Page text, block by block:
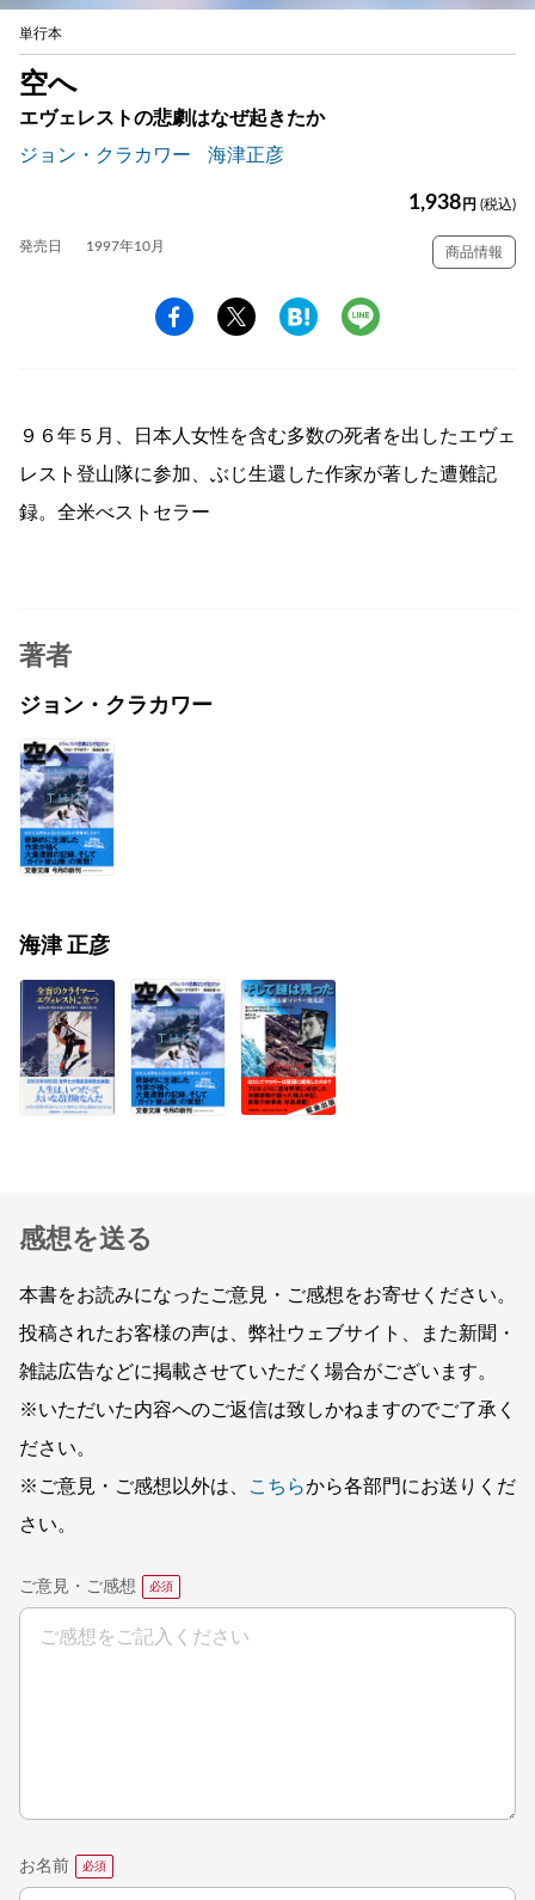
単行本
空へ
エヴェレストの悲劇はなぜ起きたか
ジョン・クラカワー
海津正彦
1,938 円 (税込)
発売日 1997年10月 商品情報
９６年５月、日本人女性を含む多数の死者を出したエヴェ
レスト登山隊に参加、ぶじ生還した作家が著した遭難記
録。全米べストセラー
著者
ジョン・クラカワー
海津 正彦
感想を送る
本書をお読みになったご意見・ご感想をお寄せください。
投稿されたお客様の声は、弊社ウェブサイト、また新聞・
雑誌広告などに掲載させていただく場合がございます。
※いただいた内容へのご返信は致しかねますのでご了承く
ださい。
※ご意見・ご感想以外は、
こちらから各部門にお送りくだ
さい。
ご意見・ご感想
お名前